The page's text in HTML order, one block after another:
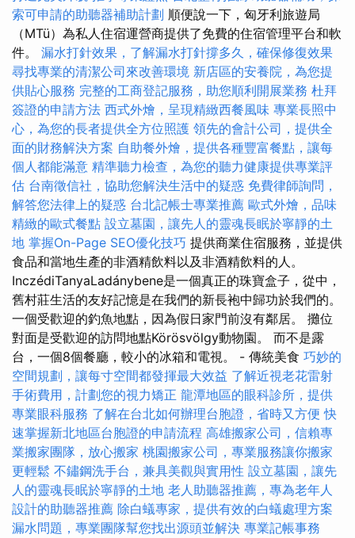
索可申請的助聽器補助計劃 順便說一下，匈牙利旅遊局
（MTü）為私人住宿運營商提供了免費的住宿管理平台和軟
件。 漏水打針效果，了解漏水打針撐多久，確保修復效果
尋找專業的清潔公司來改善環境 新店區的安養院，為您提
供貼心服務 完整的工商登記服務，助您順利開展業務 杜拜
簽證的申請方法 西式外燴，呈現精緻西餐風味 專業長照中
心，為您的長者提供全方位照護 領先的會計公司，提供全
面的財務解決方案 自助餐外燴，提供各種豐富餐點，讓每
個人都能滿意 精準聽力檢查，為您的聽力健康提供專業評
估 台南徵信社，協助您解決生活中的疑惑 免費律師詢問，
解答您法律上的疑惑 台北記帳士專業推薦 歐式外燴，品味
精緻的歐式餐點 設立墓園，讓先人的靈魂長眠於寧靜的土
地 掌握On-Page SEO優化技巧 提供商業住宿服務，並提供
食品和當地生產的非酒精飲料以及非酒精飲料的人。
InczédiTanyaLadánybene是一個真正的珠寶盒子，從中，
舊村莊生活的友好記憶是在我們的新長袍中歸功於我們的。
一個受歡迎的釣魚地點，因為假日家門前沒有鄰居。 攤位
對面是受歡迎的訪問地點Körösvölgy動物園。 而不是露
台，一個8個餐廳，較小的冰箱和電視。 - 傳統美食 巧妙的
空間規劃，讓每寸空間都發揮最大效益 了解近視老花雷射
手術費用，計劃您的視力矯正 龍潭地區的眼科診所，提供
專業眼科服務 了解在台北如何辦理台胞證，省時又方便 快
速掌握新北地區台胞證的申請流程 高雄搬家公司，信賴專
業搬家團隊，放心搬家 桃園搬家公司，專業服務讓你搬家
更輕鬆 不鏽鋼洗手台，兼具美觀與實用性 設立墓園，讓先
人的靈魂長眠於寧靜的土地 老人助聽器推薦，專為老年人
設計的助聽器推薦 除白蟻專家，提供有效的白蟻處理方案
漏水問題，專業團隊幫您找出源頭並解決 專業記帳事務